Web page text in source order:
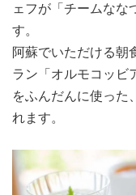
ェフが「チームなな
す。
阿蘇でいただける朝
ラン「オルモコッビ
をふんだんに使った
れます。